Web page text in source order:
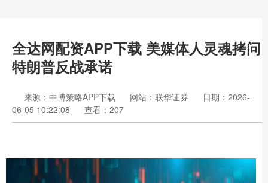
全达网配资APP下载 美媒体人灵魂拷问
特朗普反战承诺
来源：中博策略APP下载 网站：联华证券
日期：2026-
06-05 10:22:08
查看：207